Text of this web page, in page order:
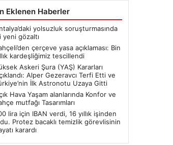
Eklenen Haberler
yolsuzluk soruşturmasında
yeni gözaltı
çerçeve yasa açıklaması: Bin
kardeşliğimiz tescillendi
Askeri Şura (YAŞ) Kararları
Alper Gezeravcı Terfi Etti ve
İlk Astronotu Uzaya Gitti
Hava Yaşam alanlarında Konfor ve
mutfağı Tasarımları
lira için IBAN verdi, 16 yıllık işinden
Protez bacaklı temizlik görevlisinin
karardı